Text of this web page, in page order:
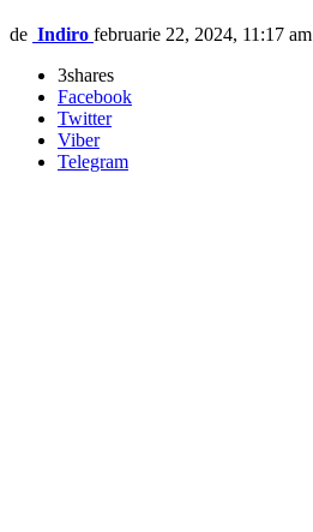
de Indiro februarie 22, 2024, 11:17 am
3shares
Facebook
Twitter
Viber
Telegram